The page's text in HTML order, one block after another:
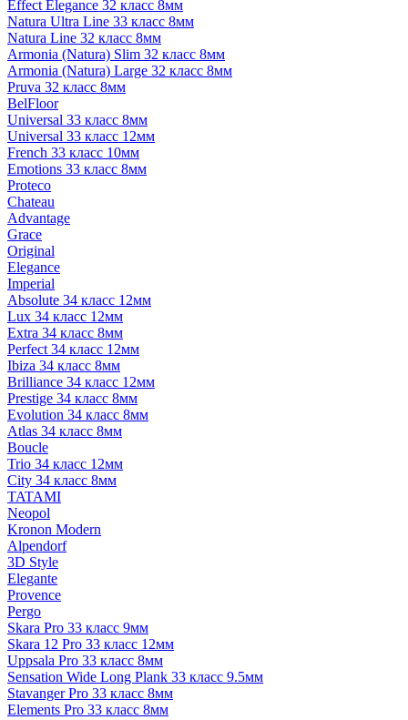
Effect Elegance 32 класс 8мм
Natura Ultra Line 33 класс 8мм
Natura Line 32 класс 8мм
Armonia (Natura) Slim 32 класс 8мм
Armonia (Natura) Large 32 класс 8мм
Pruva 32 класс 8мм
BelFloor
Universal 33 класс 8мм
Universal 33 класс 12мм
French 33 класс 10мм
Emotions 33 класс 8мм
Proteco
Chateau
Advantage
Grace
Original
Elegance
Imperial
Absolute 34 класс 12мм
Lux 34 класс 12мм
Extra 34 класс 8мм
Perfect 34 класс 12мм
Ibiza 34 класс 8мм
Brilliance 34 класс 12мм
Prestige 34 класс 8мм
Evolution 34 класс 8мм
Atlas 34 класс 8мм
Boucle
Trio 34 класс 12мм
City 34 класс 8мм
TATAMI
Neopol
Kronon Modern
Alpendorf
3D Style
Elegante
Provence
Pergo
Skara Pro 33 класс 9мм
Skara 12 Pro 33 класс 12мм
Uppsala Pro 33 класс 8мм
Sensation Wide Long Plank 33 класс 9.5мм
Stavanger Pro 33 класс 8мм
Elements Pro 33 класс 8мм